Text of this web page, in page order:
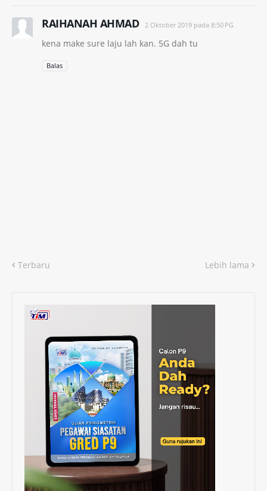
RAIHANAH AHMAD 2 Oktober 2019 pada 8:50 PG
kena make sure laju lah kan. 5G dah tu
Balas
Terbaru Lebih lama